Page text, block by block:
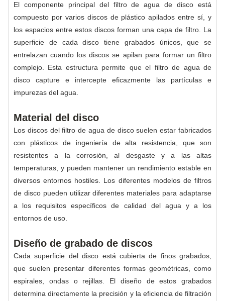
El componente principal del filtro de agua de disco está
compuesto por varios discos de plástico apilados entre sí, y
los espacios entre estos discos forman una capa de filtro. La
superficie de cada disco tiene grabados únicos, que se
entrelazan cuando los discos se apilan para formar un filtro
complejo. Esta estructura permite que el filtro de agua de
disco capture e intercepte eficazmente las partículas e
impurezas del agua.
Material del disco
Los discos del filtro de agua de disco suelen estar fabricados
con plásticos de ingeniería de alta resistencia, que son
resistentes a la corrosión, al desgaste y a las altas
temperaturas, y pueden mantener un rendimiento estable en
diversos entornos hostiles. Los diferentes modelos de filtros
de disco pueden utilizar diferentes materiales para adaptarse
a los requisitos específicos de calidad del agua y a los
entornos de uso.
Diseño de grabado de discos
Cada superficie del disco está cubierta de finos grabados,
que suelen presentar diferentes formas geométricas, como
espirales, ondas o rejillas. El diseño de estos grabados
determina directamente la precisión y la eficiencia de filtración